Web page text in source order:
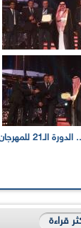
بالصور...
قراءة